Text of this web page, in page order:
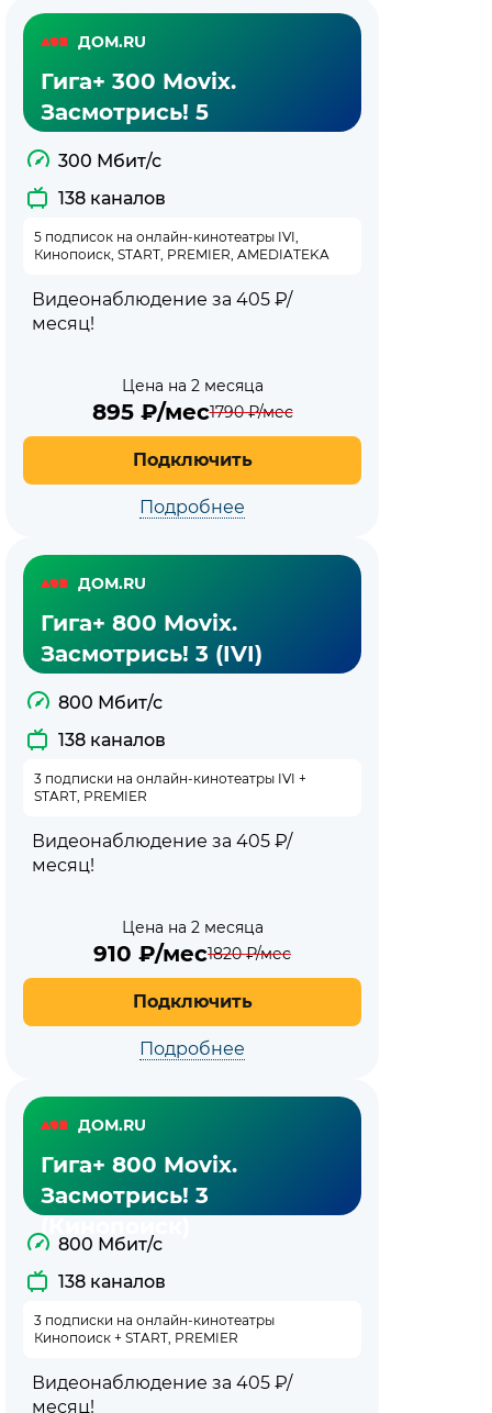
ДОМ.RU
Гига+ 300 Movix.
Засмотрись! 5
300 Мбит/с
138 каналов
5 подписок на онлайн-кинотеатры IVI,
Кинопоиск, START, PREMIER, AMEDIATEKA
Видеонаблюдение за 405 ₽/
месяц!
Цена на 2 месяца
895₽/мес1790₽/мес
Подключить
Подробнее
ДОМ.RU
Гига+ 800 Movix.
Засмотрись! 3 (IVI)
800 Мбит/с
138 каналов
3 подписки на онлайн-кинотеатры IVI +
START, PREMIER
Видеонаблюдение за 405 ₽/
месяц!
Цена на 2 месяца
910 ₽/мес1820₽/мес
Подключить
Подробнее
ДОМ.RU
Гига+ 800 Movix.
Засмотрись! 3
(Кинопоиск)
800 Мбит/с
138 каналов
3 подписки на онлайн-кинотеатры
Кинопоиск + START, PREMIER
Видеонаблюдение за 405 ₽/
месяц!